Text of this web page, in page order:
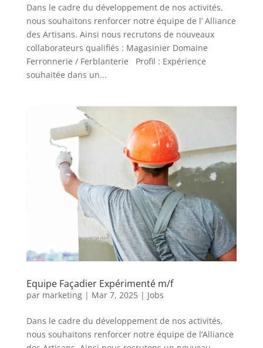
Dans le cadre du développement de nos activités,
nous souhaitons renforcer notre équipe de l’ Alliance
des Artisans. Ainsi nous recrutons de nouveaux
collaborateurs qualifiés : Magasinier Domaine
Ferronnerie / Ferblanterie Profil : Expérience
souhaitée dans un...
Equipe Façadier Expérimenté m/f
par marketing| Mar 7, 2025| Jobs
Dans le cadre du développement de nos activités,
nous souhaitons renforcer notre équipe de l’Alliance